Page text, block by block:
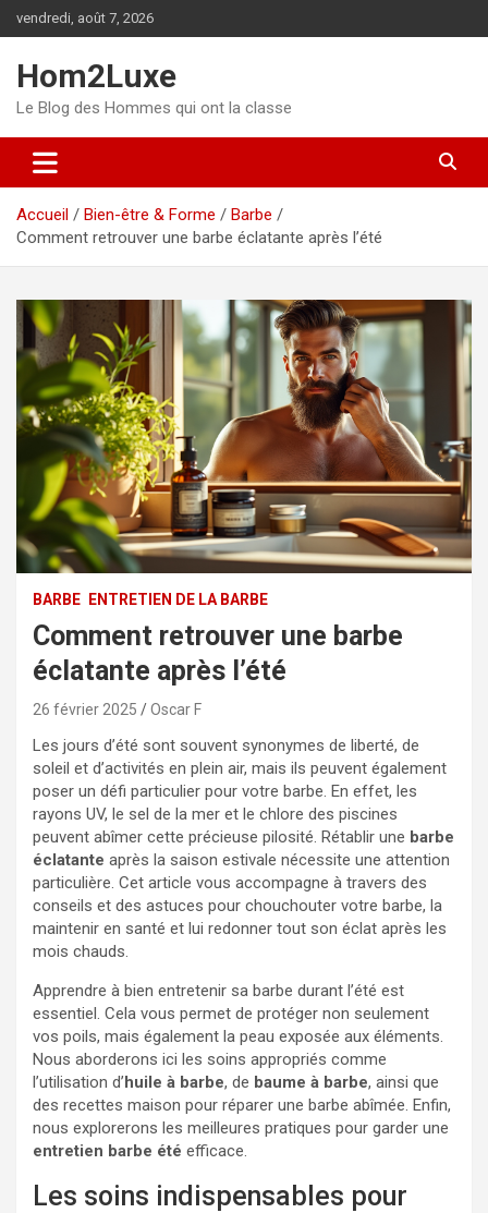
au
vendredi, août 7, 2026
Hom2Luxe
Le Blog des Hommes qui ont la classe
Accueil Bien-être & Forme
Barbe
Comment retrouver une barbe éclatante après l’été
BARBE ENTRETIEN DE LA BARBE
Comment retrouver une barbe
éclatante après l’été
26 février 2025 Oscar F
Les jours d’été sont souvent synonymes de liberté, de
soleil et d’activités en plein air, mais ils peuvent également
poser un défi particulier pour votre barbe. En effet, les
rayons UV, le sel de la mer et le chlore des piscines
peuvent abîmer cette précieuse pilosité. Rétablir une barbe
éclatante après la saison estivale nécessite une attention
particulière. Cet article vous accompagne à travers des
conseils et des astuces pour chouchouter votre barbe, la
maintenir en santé et lui redonner tout son éclat après les
mois chauds.
Apprendre à bien entretenir sa barbe durant l’été est
essentiel. Cela vous permet de protéger non seulement
vos poils, mais également la peau exposée aux éléments.
Nous aborderons ici les soins appropriés comme
l’utilisation d’huile à barbe, de baume à barbe, ainsi que
des recettes maison pour réparer une barbe abîmée. Enfin,
nous explorerons les meilleures pratiques pour garder une
entretien barbe été efficace.
Les soins indispensables pour